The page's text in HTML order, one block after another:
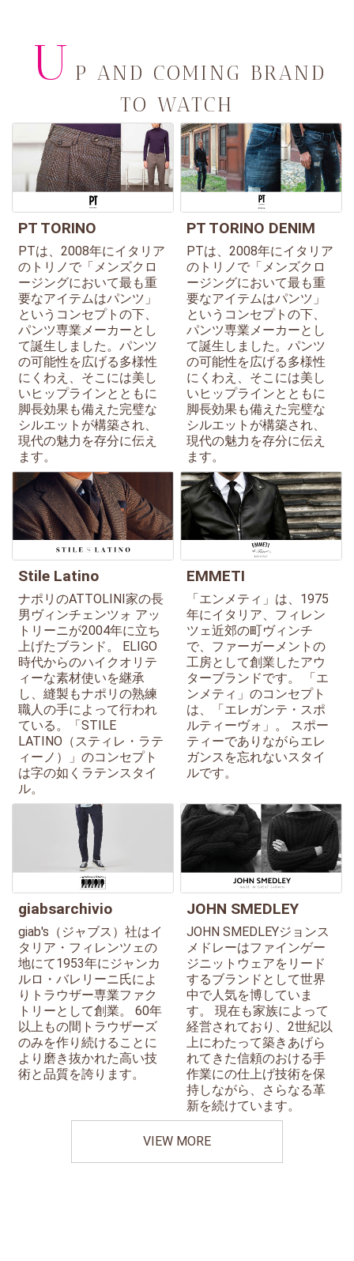
U P AND COMING BRAND
TO WATCH
PT TORINO
PTは、2008年にイタリア
のトリノで「メンズクロ
ージングにおいて最も重
要なアイテムはパンツ」
というコンセプトの下、
パンツ専業メーカーとし
て誕生しました。パンツ
の可能性を広げる多様性
にくわえ、そこには美し
いヒップラインとともに
脚長効果も備えた完璧な
シルエットが構築され、
現代の魅力を存分に伝え
ます。
PT TORINO DENIM
PTは、2008年にイタリア
のトリノで「メンズクロ
ージングにおいて最も重
要なアイテムはパンツ」
というコンセプトの下、
パンツ専業メーカーとし
て誕生しました。パンツ
の可能性を広げる多様性
にくわえ、そこには美し
いヒップラインとともに
脚長効果も備えた完璧な
シルエットが構築され、
現代の魅力を存分に伝え
ます。
Stile Latino
ナポリのATTOLINI家の長
男ヴィンチェンツォ アッ
トリーニが2004年に立ち
上げたブランド。 ELIGO
時代からのハイクオリテ
ィーな素材使いを継承
し、縫製もナポリの熟練
職人の手によって行われ
ている。「STILE
LATINO（スティレ・ラテ
ィーノ）」のコンセプト
は字の如くラテンスタイ
ル。
EMMETI
「エンメティ」は、1975
年にイタリア、フィレン
ツェ近郊の町ヴィンチ
で、ファーガーメントの
工房として創業したアウ
ターブランドです。 「エ
ンメティ」のコンセプト
は、「エレガンテ・スポ
ルティーヴォ」。 スポー
ティーでありながらエレ
ガンスを忘れないスタイ
ルです。
giabsarchivio
giab's（ジャブス）社はイ
タリア・フィレンツェの
地にて1953年にジャンカ
ルロ・バレリーニ氏によ
りトラウザー専業ファク
トリーとして創業。 60年
以上もの間トラウザーズ
のみを作り続けることに
より磨き抜かれた高い技
術と品質を誇ります。
JOHN SMEDLEY
JOHN SMEDLEYジョンス
メドレーはファインゲー
ジニットウェアをリード
するブランドとして世界
中で人気を博していま
す。 現在も家族によって
経営されており、2世紀以
上にわたって築きあげら
れてきた信頼のおける手
作業にの仕上げ技術を保
持しながら、さらなる革
新を続けています。
VIEW MORE